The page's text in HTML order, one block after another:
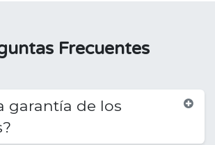
Frecuentes
garantía de los